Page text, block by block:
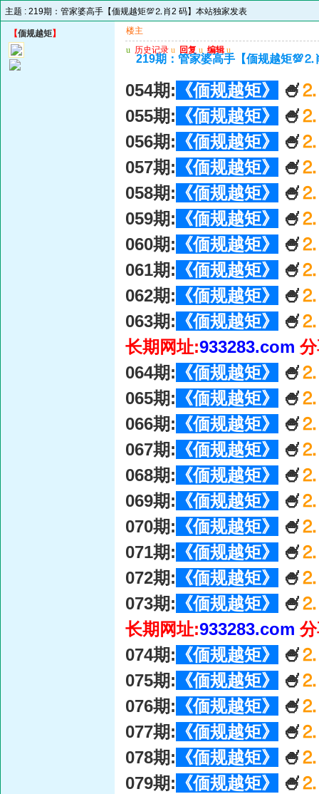
主题 : 219期：管家婆高手【偭规越矩💯⒉肖2 码】本站独家发表
【偭规越矩】
楼主
u 历史记录 u 回复 u 编辑 u
219期：管家婆高手【偭规越矩💯⒉
054期: 《偭规越矩》 🍧⒉
055期: 《偭规越矩》 🍧⒉
056期: 《偭规越矩》 🍧⒉
057期: 《偭规越矩》 🍧⒉
058期: 《偭规越矩》 🍧⒉
059期: 《偭规越矩》 🍧⒉
060期: 《偭规越矩》 🍧⒉
061期: 《偭规越矩》 🍧⒉
062期: 《偭规越矩》 🍧⒉
063期: 《偭规越矩》 🍧⒉
长期网址:933283.com
064期: 《偭规越矩》 🍧⒉
065期: 《偭规越矩》 🍧⒉
066期: 《偭规越矩》 🍧⒉
067期: 《偭规越矩》 🍧⒉
068期: 《偭规越矩》 🍧⒉
069期: 《偭规越矩》 🍧⒉
070期: 《偭规越矩》 🍧⒉
071期: 《偭规越矩》 🍧⒉
072期: 《偭规越矩》 🍧⒉
073期: 《偭规越矩》 🍧⒉
长期网址:933283.com
074期: 《偭规越矩》 🍧⒉
075期: 《偭规越矩》 🍧⒉
076期: 《偭规越矩》 🍧⒉
077期: 《偭规越矩》 🍧⒉
078期: 《偭规越矩》 🍧⒉
079期: 《偭规越矩》 🍧⒉